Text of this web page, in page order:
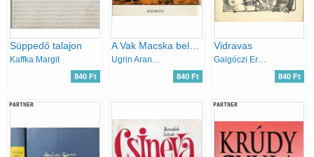
Süppedő talajon
Kaffka Margit
840 Ft
A Vak Macska belső ügye (Pest-budai történetek)
Ugrin Aranka-Vargha Kálmán
840 Ft
Vidravas
Galgóczi Erzsébet
840 Ft
PARTNER PARTNER